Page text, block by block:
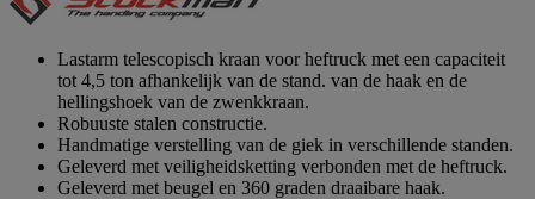
paginalink.
Lastarm telescopisch kraan voor heftruck met een capaciteit
tot 4,5 ton afhankelijk van de stand. van de haak en de
hellingshoek van de zwenkkraan.
Robuuste stalen constructie.
Handmatige verstelling van de giek in verschillende standen.
Geleverd met veiligheidsketting verbonden met de heftruck.
Geleverd met beugel en 360 graden draaibare haak.